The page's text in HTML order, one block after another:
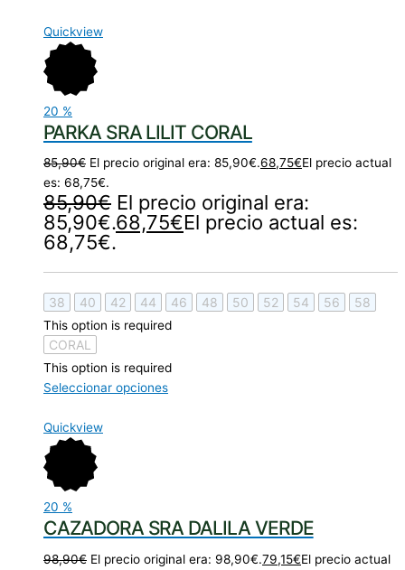
Quickview
20 %
PARKA SRA LILIT CORAL
85,90€ El precio original era: 85,90€.68,75€El precio actual
es: 68,75€.
85,90€ El precio original era:
85,90€.68,75€El precio actual es:
68,75€.
38 40 42 44 46 48 50 52 54 56 58
This option is required
CORAL
This option is required
Seleccionar opciones
Quickview
20 %
CAZADORA SRA DALILA VERDE
98,90€ El precio original era: 98,90€.79,15€El precio actual